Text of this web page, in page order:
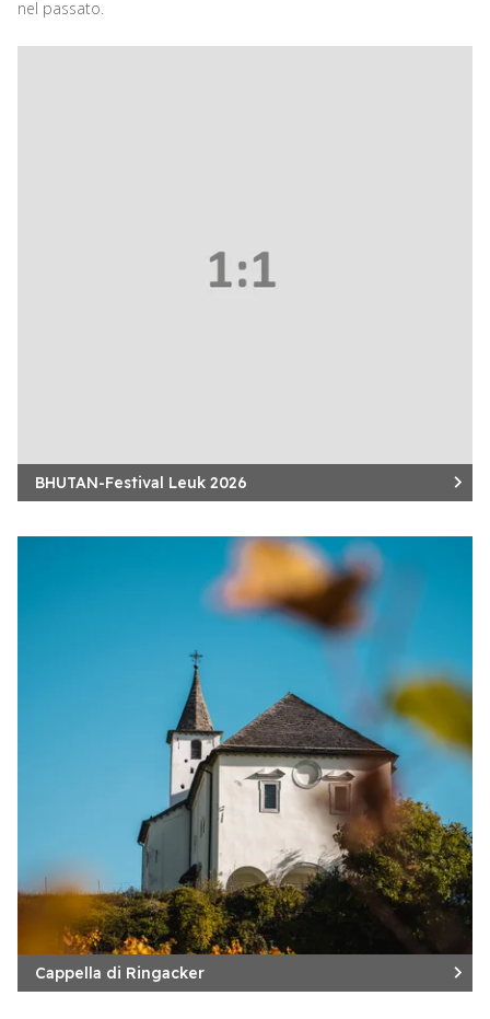
nel passato.
BHUTAN-Festival Leuk 2026
Cappella di Ringacker